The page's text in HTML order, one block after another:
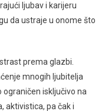
ljubav i karijeru
da ustraje u onome što
prema glazbi.
mnogih ljubitelja
ograničen isključivo na
aktivistica, pa čak i